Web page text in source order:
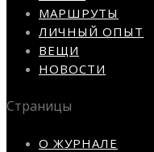
МАРШРУТЫ
ЛИЧНЫЙ ОПЫТ
ВЕЩИ
НОВОСТИ
Страницы
О ЖУРНАЛЕ